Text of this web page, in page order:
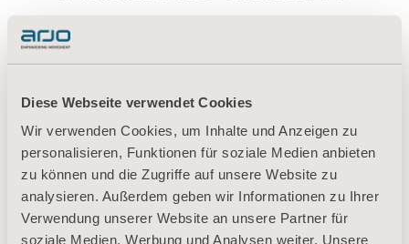
Diese Webseite verwendet Cookies
Wir verwenden Cookies, um Inhalte und Anzeigen zu
personalisieren, Funktionen für soziale Medien anbieten
zu können und die Zugriffe auf unsere Website zu
analysieren. Außerdem geben wir Informationen zu Ihrer
Verwendung unserer Website an unsere Partner für
soziale Medien, Werbung und Analysen weiter. Unsere